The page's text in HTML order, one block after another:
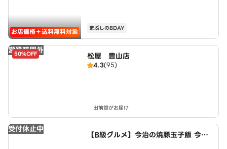
お店価格＋送料無料対象 まぶしの8DAY
営業時間外
50%OFF 松屋 豊山店
4.3(95)
出前館がお届け
受付休止中
【B級グルメ】今治の焼豚玉子飯 今治